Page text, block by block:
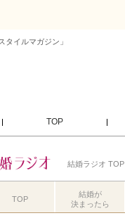
タイルマガジン」
TOP
結婚ラジオ TOP
TOP
結婚が
決まったら